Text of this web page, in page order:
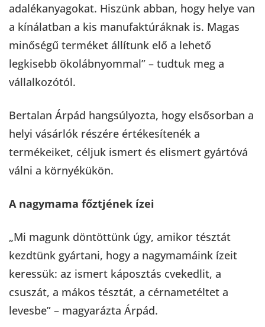
adalékanyagokat. Hiszünk abban, hogy helye van
a kínálatban a kis manufaktúráknak is. Magas
minőségű terméket állítunk elő a lehető
legkisebb ökolábnyommal” – tudtuk meg a
vállalkozótól.
Bertalan Árpád hangsúlyozta, hogy elsősorban a
helyi vásárlók részére értékesítenék a
termékeiket, céljuk ismert és elismert gyártóvá
válni a környékükön.
A nagymama főztjének ízei
„Mi magunk döntöttünk úgy, amikor tésztát
kezdtünk gyártani, hogy a nagymamáink ízeit
keressük: az ismert káposztás cvekedlit, a
csuszát, a mákos tésztát, a cérnametéltet a
levesbe” – magyarázta Árpád.